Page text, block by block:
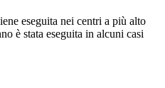
eseguita nei centri a più alto
è stata eseguita in alcuni casi